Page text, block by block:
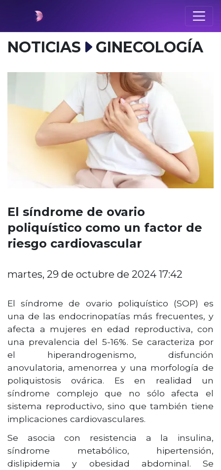
NOTICIAS GINECOLOGÍA
El síndrome de ovario
poliquístico como un factor de
riesgo cardiovascular
martes, 29 de octubre de 2024 17:42
El síndrome de ovario poliquístico (SOP) es
una de las endocrinopatías más frecuentes, y
afecta a mujeres en edad reproductiva, con
una prevalencia del 5-16%. Se caracteriza por
el hiperandrogenismo, disfunción
anovulatoria, amenorrea y una morfología de
poliquistosis ovárica. Es en realidad un
síndrome complejo que no sólo afecta el
sistema reproductivo, sino que también tiene
implicaciones cardiovasculares.
Se asocia con resistencia a la insulina,
síndrome metabólico, hipertensión,
dislipidemia y obesidad abdominal. Se